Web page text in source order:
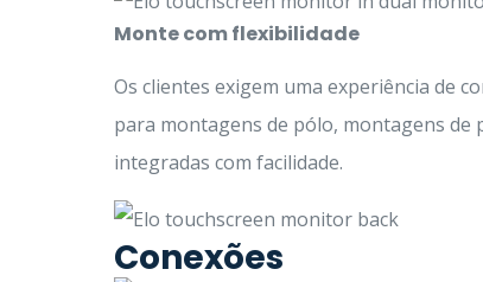
Monte com flexibilidade
Os clientes exigem uma experiência de
para montagens de pólo, montagens de
integradas com facilidade.
Conexões